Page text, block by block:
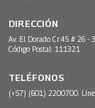
DIRECCIÓN
Av. El Dorado Cr.45 # 26 -
Código Postal: 111321
TELÉFONOS
(+57) (601) 2200700.